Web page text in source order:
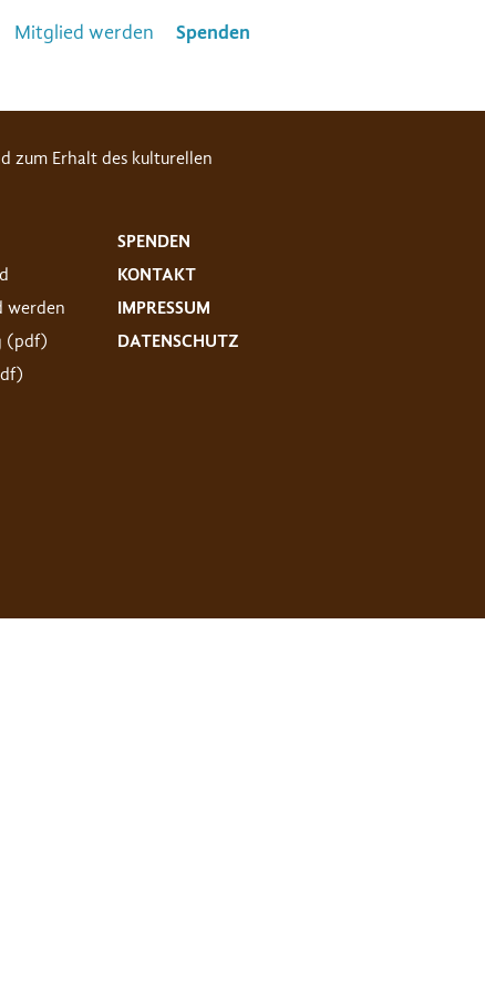
Mitglied werden Spenden
zum Erhalt des kulturellen
werden
(pdf)
SPENDEN
KONTAKT
IMPRESSUM
DATENSCHUTZ